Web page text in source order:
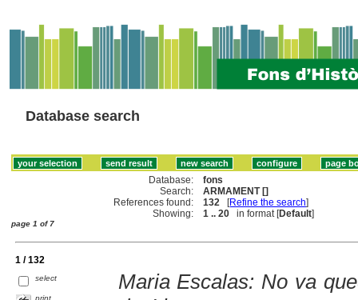
Database search
Database:
fons
Search:
ARMAMENT []
References found:
132 [Refine the search]
Showing:
1 .. 20 in format [Default]
page 1 of 7
1 / 132
select
print
Maria Escalas: No va